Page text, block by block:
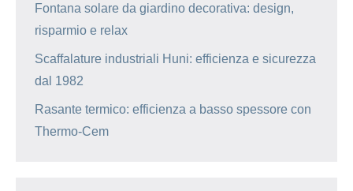
Fontana solare da giardino decorativa: design,
risparmio e relax
Scaffalature industriali Huni: efficienza e sicurezza
dal 1982
Rasante termico: efficienza a basso spessore con
Thermo-Cem